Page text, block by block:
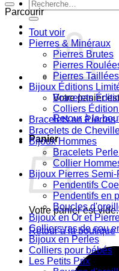
Recherche
pour :
Votre panier
Retour à la
Panier
Votre panier est vide.
Retour à la boutique
Parcourir
Tout voir
Pierres & Minéraux
Pierres Brutes
Pierres
Pierres
Bijoux Éditions
Bracelets
Colliers
Bracelets en Pierres
Bracelets de
Bijoux Hommes
Bracelets
Collier
Bijoux Pierres
Pendentifs
Pendentifs en
Boucles
Bijoux en Or et
Colliers ras de cou
Bijoux en Perles
Colliers pour bébés
Les Petits Prix